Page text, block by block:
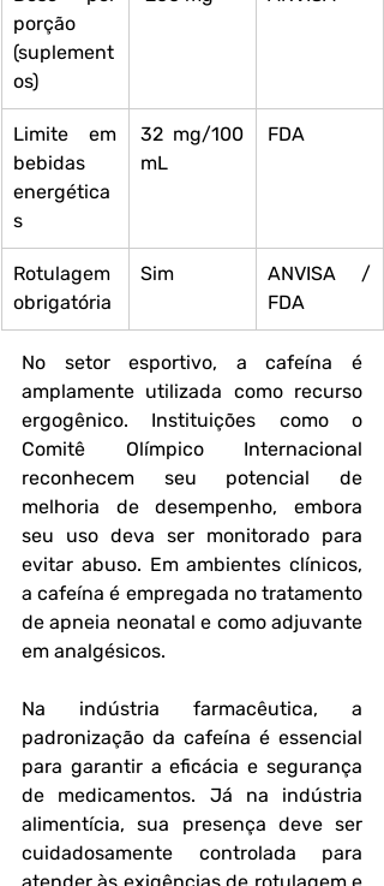
porção
(suplement
os)
Limite em
bebidas
energética
s
32 mg/100
mL
FDA
Rotulagem
obrigatória
Sim
ANVISA /
FDA
No setor esportivo, a cafeína é
amplamente utilizada como recurso
ergogênico. Instituições como o
Comitê Olímpico Internacional
reconhecem seu potencial de
melhoria de desempenho, embora
seu uso deva ser monitorado para
evitar abuso. Em ambientes clínicos,
a cafeína é empregada no tratamento
de apneia neonatal e como adjuvante
em analgésicos.
Na indústria farmacêutica, a
padronização da cafeína é essencial
para garantir a eficácia e segurança
de medicamentos. Já na indústria
alimentícia, sua presença deve ser
cuidadosamente controlada para